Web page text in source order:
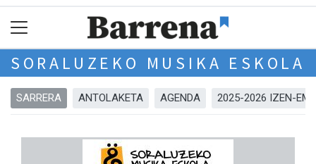
SORALUZEKO MUSIKA ESKOLA
SARRERA ANTOLAKETA AGENDA 2025-2026 IZEN-